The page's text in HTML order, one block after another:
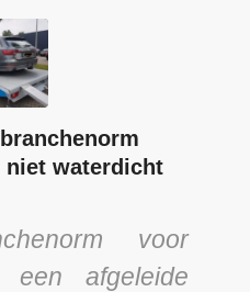
waterdicht
voor
een afgeleide